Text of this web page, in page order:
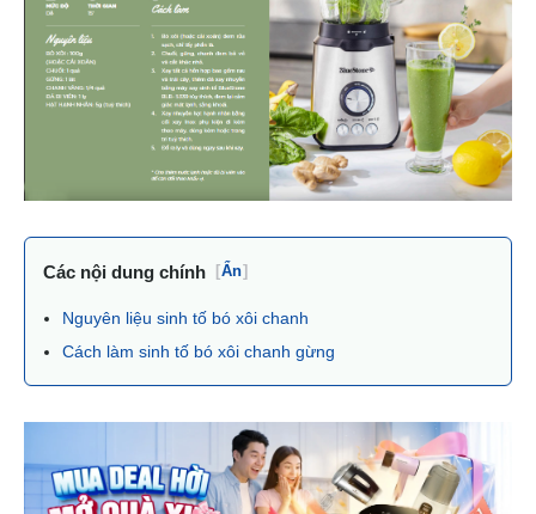
Các nội dung chính [Ẩn]
Nguyên liệu sinh tố bó xôi chanh
Cách làm sinh tố bó xôi chanh gừng